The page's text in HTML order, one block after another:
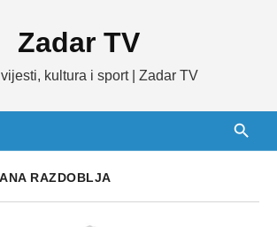
Zadar TV
kultura i sport | Zadar TV
RAZDOBLJA